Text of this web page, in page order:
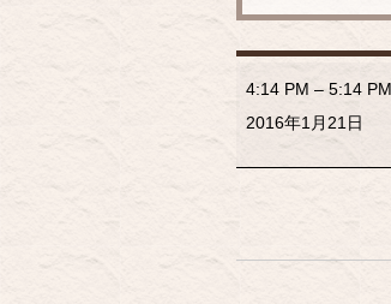
中
4:14 PM – 5:14 PM
2016年1月21日